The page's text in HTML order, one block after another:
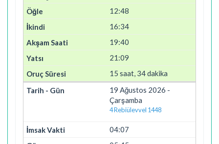
12:48
16:34
19:40
21:09
15 saat, 34 dakika
19 Ağustos 2026 -
Çarşamba
4 Rebiülevvel 1448
04:07